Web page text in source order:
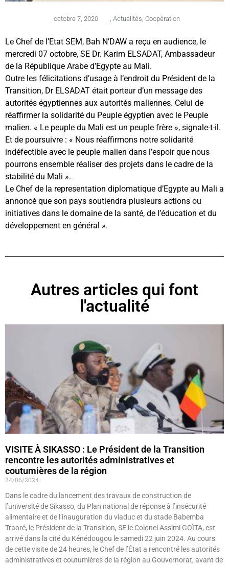
octobre 7, 2020 Actualités Coopération
Le Chef de l’Etat SEM, Bah N’DAW a reçu en audience, le
mercredi 07 octobre, SE Dr. Karim ELSADAT, Ambassadeur
de la République Arabe d’Egypte au Mali.
Outre les félicitations d’usage à l’endroit du Président de la
Transition, Dr ELSADAT était porteur d’un message des
autorités égyptiennes aux autorités maliennes. Celui de
réaffirmer la solidarité du Peuple égyptien avec le Peuple
malien. « Le peuple du Mali est un peuple frère », signale-t-il.
Et de poursuivre : « Nous réaffirmons notre solidarité
indéfectible avec le peuple malien dans l’espoir que nous
pourrons ensemble réaliser des projets dans le cadre de la
stabilité du Mali ».
Le Chef de la representation diplomatique d’Egypte au Mali a
annoncé que son pays soutiendra plusieurs actions ou
initiatives dans le domaine de la santé, de l’éducation et du
développement en général ».
Autres articles qui font
l'actualité
VISITE À SIKASSO : Le Président de la Transition
rencontre les autorités administratives et
coutumières de la région
24/06/2024
Dans le cadre du lancement des travaux de construction de
l’université de Sikasso, du Plan national de réponse à l’insécurité
alimentaire et de l’inauguration du viaduc et du stade Babemba
Traoré, le Président de la Transition, SE le Colonel Assimi GOÏTA, est
arrivé dans la cité du Kénédougou le samedi 22 juin 2024. Au cours
de cette visite de 24 heures, le Chef de l’État a rencontré les autorités
administratives et coutumières de la région au Gouvernorat, avant de